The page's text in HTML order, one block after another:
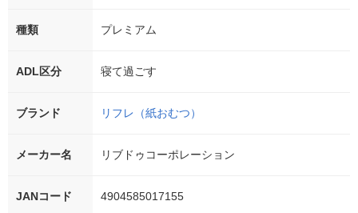
種類 プレミアム
ADL区分 寝て過ごす
ブランド リフレ（紙おむつ）
メーカー名 リブドゥコーポレーション
JANコード 4904585017155